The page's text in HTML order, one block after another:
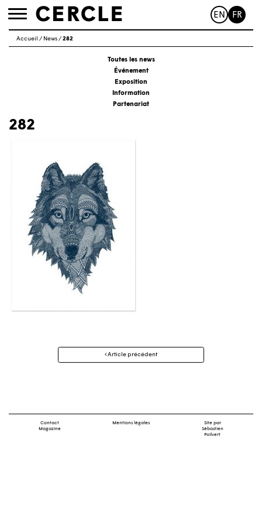
Toggle
EN FR
Accueil / News/282
Toutes les news
Événement
Exposition
Information
Partenariat
282
Navigation
Article précédent
Contact
Magazine
Mentions légales
Site par
Sébastien
Poilvert